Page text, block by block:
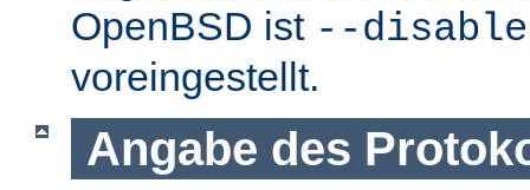
OpenBSD ist --
voreingestellt.
Angabe des